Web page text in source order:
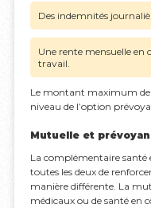
Des indemnités
Une rente mensuelle en
travail.
Le montant maximum
niveau de l’option
Mutuelle et
La complémentaire santé
toutes les deux de
manière différente. La
médicaux ou de santé en